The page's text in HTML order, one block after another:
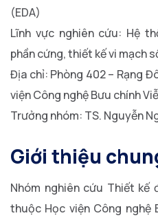
(EDA)
Lĩnh vực nghiên cứu: Hệ
phần cứng, thiết kế vi mạch
Địa chỉ: Phòng 402 – Rạng
viện Công nghệ Bưu chính
Trưởng nhóm: TS. Nguyễn
Giới thiệu
Nhóm nghiên cứu Thiết
thuộc Học viện Công nghệ